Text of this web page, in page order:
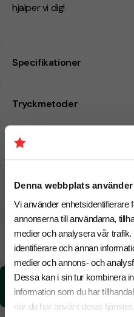
Denna webbplats
Vi använder enhetsidentifierare
annonserna till användarna,
medier och analysera vår
identifierare och annan
medier och annons- och
Dessa kan i sin tur kombinera
information som du har
när du har använt deras tjänster.
hjälper vi dig!
Specifikationer
Tryckmetoder
Pristabell
CO₂e -avtryck
20 Augusti
CO₂e -avtryck:
2.35 kg CO₂e / per styck